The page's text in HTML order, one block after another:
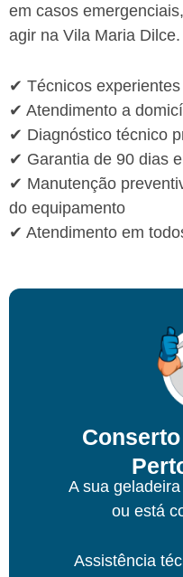
em casos
agir na Vila Maria Dilce.
✔ Técnicos
✔ Atendimento a
✔ Diagnóstico técnico
✔ Garantia de 90 dias
✔ Manutenção
do equipamento
✔ Atendimento em
A sua
ou está
Assistência